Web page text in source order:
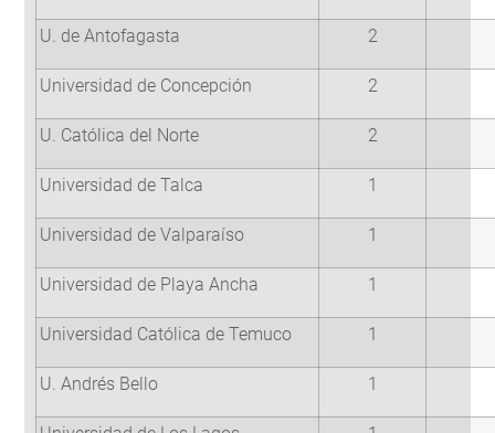
U. de Antofagasta 2
Universidad de Concepción 2
U. Católica del Norte 2
Universidad de Talca 1
Universidad de Valparaíso 1
Universidad de Playa Ancha 1
Universidad Católica de Temuco 1
U. Andrés Bello 1